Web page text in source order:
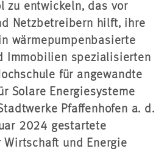
zu entwickeln, das vor
Netzbetreibern hilft, ihre
wärmepumpenbasierte
Immobilien spezialisierten
für angewandte
Solare Energiesysteme
Pfaffenhofen a. d.
2024 gestartete
und Energie